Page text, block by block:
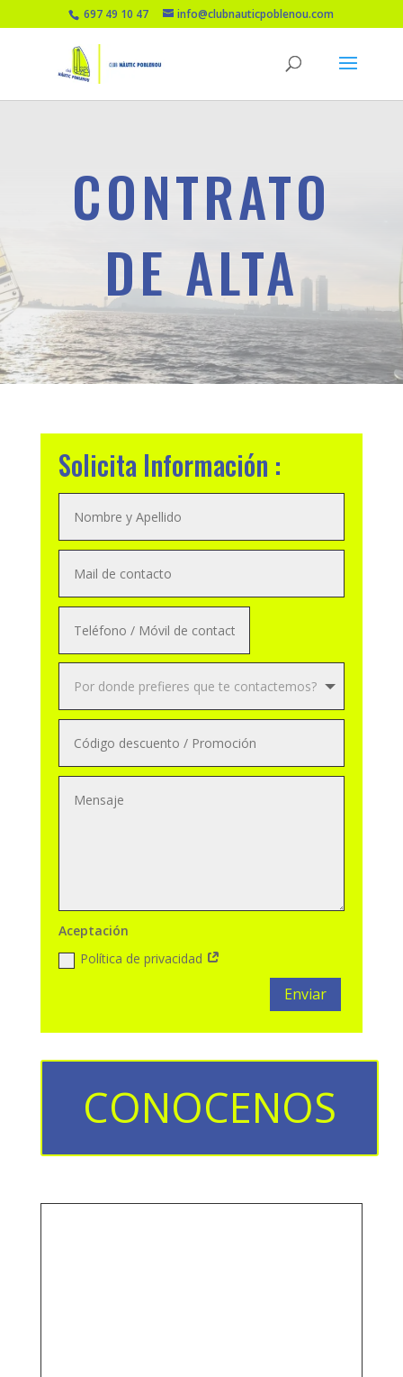
697 49 10 47 info@clubnauticpoblenou.com
CONTRATO
DE ALTA
Solicita Información :
Aceptación
Política de privacidad
Enviar
CONOCENOS